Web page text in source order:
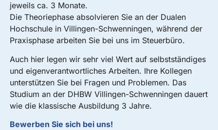
jeweils ca. 3 Monate.
Die Theoriephase absolvieren Sie an der Dualen
Hochschule in Villingen-Schwenningen, während der
Praxisphase arbeiten Sie bei uns im Steuerbüro.
Auch hier legen wir sehr viel Wert auf selbstständiges
und eigenverantwortliches Arbeiten. Ihre Kollegen
unterstützen Sie bei Fragen und Problemen. Das
Studium an der DHBW Villingen-Schwenningen dauert
wie die klassische Ausbildung 3 Jahre.
Bewerben Sie sich bei uns!